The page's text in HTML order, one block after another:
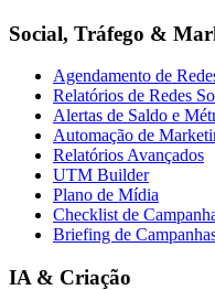
Social, Tráfego &
Agendamento de
Relatórios de Redes
Alertas de Saldo e
Automação de
Relatórios Avançados
UTM Builder
Plano de Mídia
Checklist de
Briefing de
IA & Criação